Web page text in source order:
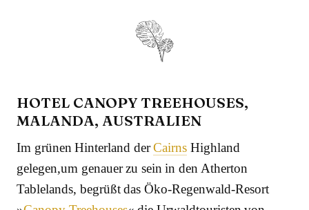
HOTEL CANOPY TREEHOUSES,
MALANDA, AUSTRALIEN
Im grünen Hinterland derCairns Highland
gelegen,um genauer zu sein in den Atherton
Tablelands, begrüßt das Öko-Regenwald-Resort